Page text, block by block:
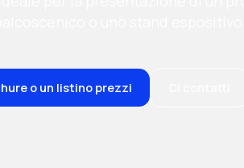
o un listino prezzi